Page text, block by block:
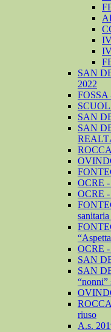
SAN
2022
FOSSA
SAN
SAN
OCRE -
OCRE -
OCRE -
SAN
SAN
“nonni”
riuso
A.s.